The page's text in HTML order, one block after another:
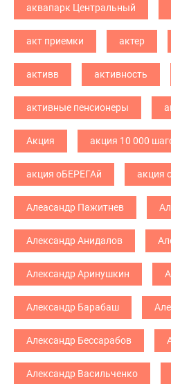
аквапарк Центральный
акт приемки актер
активв активность
активные пенсионеры
Акция акция 10 000
акция оБЕРЕГАй акция
Алеасандр Пажитнев
Александр Анидалов
Александр Аринушкин
Александр Барабаш
Александр Бессарабов
Александр Васильченко